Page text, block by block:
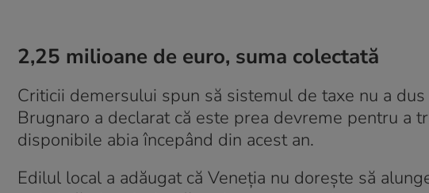
2,25 milioane de euro, suma colectată
Criticii demersului spun să sistemul de taxe nu a dus
Brugnaro a declarat că este prea devreme pentru a
disponibile abia începând din acest an.
Edilul local a adăugat că Veneţia nu doreşte să